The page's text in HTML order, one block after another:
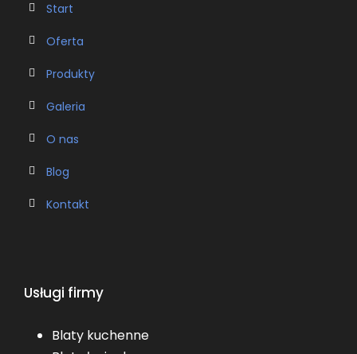
Start
Oferta
Produkty
Galeria
O nas
Blog
Kontakt
Usługi firmy
Blaty kuchenne